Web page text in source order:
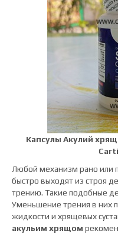
Капсулы Акулий
Любой механизм рано или
быстро выходят из строя
трению. Такие подобные
Уменьшение трения в них
жидкости и хрящевых
акульим хрящом